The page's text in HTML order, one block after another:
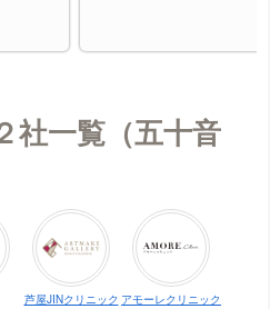
社一覧（五十音
芦屋JINクリニック アモーレクリニック